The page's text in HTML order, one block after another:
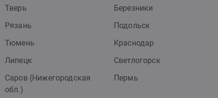
Тверь
Березники
Рязань
Подольск
Тюмень
Краснодар
Липецк
Светлогорск
Саров (Нижегородская
обл.)
Пермь